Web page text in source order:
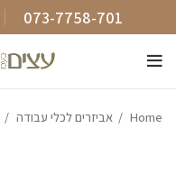
073-7758-701
Home אביזרים לכלי עבודה